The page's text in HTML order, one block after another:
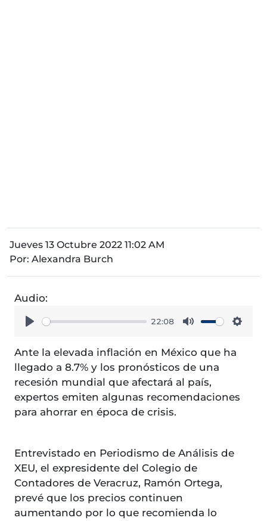
Jueves 13 Octubre 2022 11:02 AM
Por: Alexandra Burch
Audio:
22:08
Ante la elevada inflación en México que ha
llegado a 8.7% y los pronósticos de una
recesión mundial que afectará al país,
expertos emiten algunas recomendaciones
para ahorrar en época de crisis.
Entrevistado en Periodismo de Análisis de
XEU, el expresidente del Colegio de
Contadores de Veracruz, Ramón Ortega,
prevé que los precios continuen
aumentando por lo que recomienda lo